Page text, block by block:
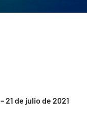
21 de julio de 2021